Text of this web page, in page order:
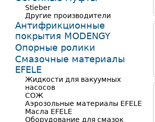
Stieber
Другие производители
Антифрикционные
покрытия MODENGY
Опорные ролики
Смазочные материалы
EFELE
Жидкости для вакуумных
насосов
СОЖ
Аэрозольные материалы EFELE
Масла EFELE
Оборудование для смазок